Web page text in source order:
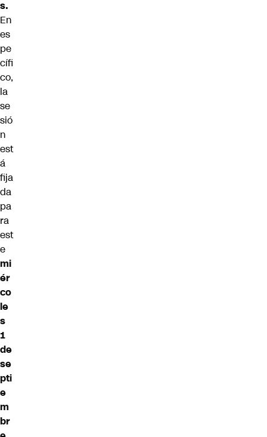
s.
En
es
pe
cífi
co,
la
se
sió
n
est
á
fija
da
pa
ra
est
e
mi
ér
co
le
s
1
de
se
pti
e
m
br